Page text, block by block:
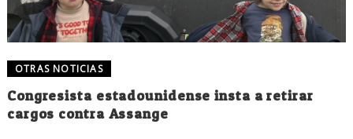
OTRAS NOTICIAS
Congresista estadounidense insta a retirar
cargos contra Assange